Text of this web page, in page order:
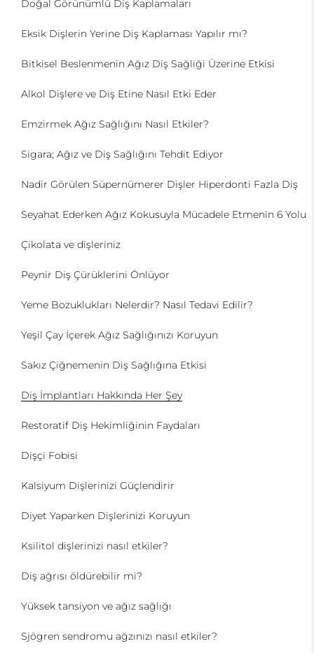
Doğal Görünümlü Diş Kaplamaları
Eksik Dişlerin Yerine Diş Kaplaması Yapılır mı?
Bitkisel Beslenmenin Ağız Diş Sağliği Üzerine Etkisi
Alkol Dişlere ve Diş Etine Nasıl Etki Eder
Emzirmek Ağız Sağlığını Nasıl Etkiler?
Sigara; Ağız ve Diş Sağlığını Tehdit Ediyor
Nadir Görülen Süpernümerer Dişler Hiperdonti Fazla Diş
Seyahat Ederken Ağız Kokusuyla Mücadele Etmenin 6 Yolu
Çikolata ve dişleriniz
Peynir Diş Çürüklerini Önlüyor
Yeme Bozuklukları Nelerdir? Nasıl Tedavi Edilir?
Yeşil Çay İçerek Ağız Sağlığınızı Koruyun
Sakız Çiğnemenin Diş Sağlığına Etkisi
Diş İmplantları Hakkında Her Şey
Restoratif Diş Hekimliğinin Faydaları
Dişçi Fobisi
Kalsiyum Dişlerinizi Güçlendirir
Diyet Yaparken Dişlerinizi Koruyun
Ksilitol dişlerinizi nasıl etkiler?
Diş ağrısı öldürebilir mi?
Yüksek tansiyon ve ağız sağlığı
Sjögren sendromu ağzınızı nasıl etkiler?